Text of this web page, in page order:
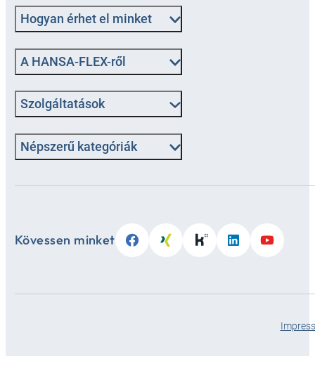
Hogyan érhet el minket
A HANSA-FLEX-ről
Szolgáltatások
Népszerű kategóriák
Kövessen minket